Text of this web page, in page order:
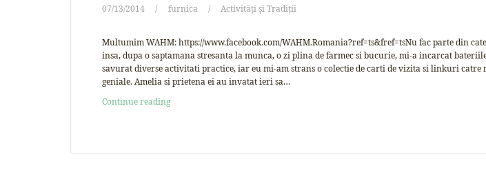
07/13/2014 furnica Activități și Tradiții
Multumim WAHM: https://www.facebook.com/WAHM.Romania?ref=ts&fref=tsNu fac parte din
insa, dupa o saptamana stresanta la munca, o zi plina de farmec si bucurie, mi-a incarcat
savurat diverse activitati practice, iar eu mi-am strans o colectie de carti de vizita si linkuri catre
geniale. Amelia si prietena ei au invatat ieri sa…
Continue reading